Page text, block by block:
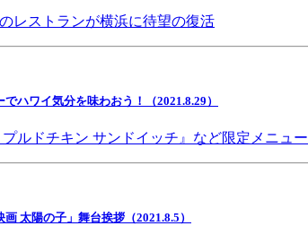
レストランが横浜に待望の復活
ハワイ気分を味わおう！（2021.8.29）
ルドチキン サンドイッチ』など限定メニュー
太陽の子」舞台挨拶（2021.8.5）